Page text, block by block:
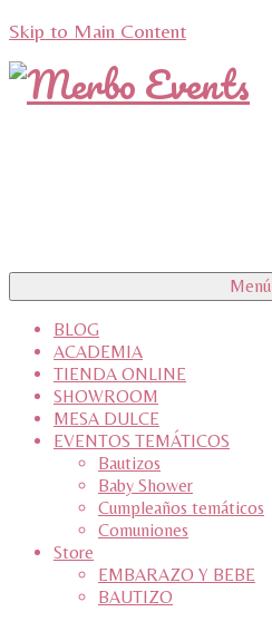
Skip to Main Content
Menú
BLOG
ACADEMIA
TIENDA ONLINE
SHOWROOM
MESA DULCE
EVENTOS TEMÁTICOS
Bautizos
Baby Shower
Cumpleaños temáticos
Comuniones
Store
EMBARAZO Y BEBE
BAUTIZO